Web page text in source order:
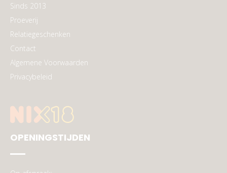
Sinds 2013
Proeverij
Relatiegeschenken
Contact
Algemene Voorwaarden
Privacybeleid
OPENINGSTIJDEN